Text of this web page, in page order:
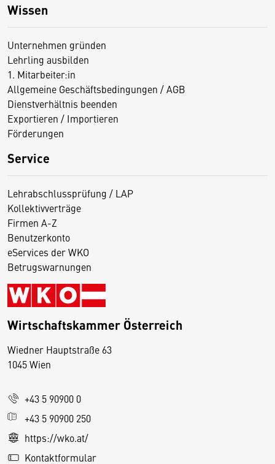
Wissen
Unternehmen gründen
Lehrling ausbilden
1. Mitarbeiter:in
Allgemeine Geschäftsbedingungen / AGB
Dienstverhältnis beenden
Exportieren / Importieren
Förderungen
Service
Lehrabschlussprüfung / LAP
Kollektivverträge
Firmen A-Z
Benutzerkonto
eServices der WKO
Betrugswarnungen
Wirtschaftskammer Österreich
Wiedner Hauptstraße 63
1045 Wien
+43 5 90900 0
+43 5 90900 250
https://wko.at/
Kontaktformular
D
s
e
S
e